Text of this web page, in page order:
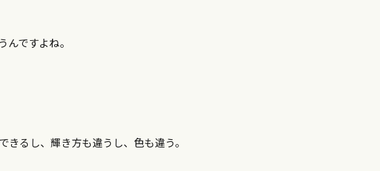
ですよね。
るし、輝き方も違うし、色も違う。